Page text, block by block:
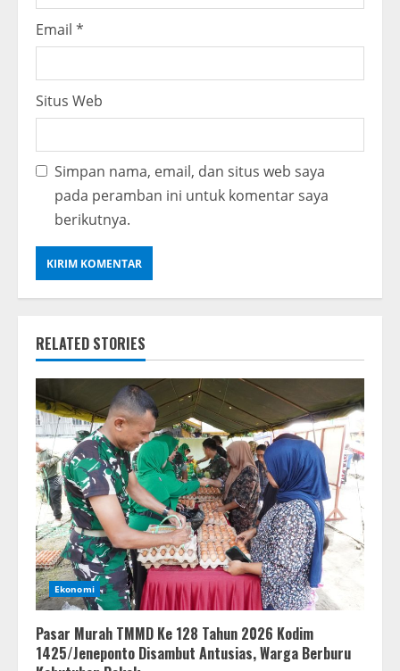
Email *
Situs Web
Simpan nama, email, dan situs web saya
pada peramban ini untuk komentar saya
berikutnya.
RELATED STORIES
Ekonomi
Pasar Murah TMMD Ke 128 Tahun 2026 Kodim
1425/Jeneponto Disambut Antusias, Warga Berburu